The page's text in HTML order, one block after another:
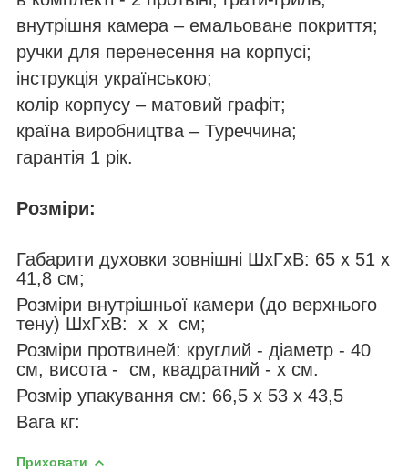
внутрішня камера – емальоване покриття;
ручки для перенесення на корпусі;
інструкція українською;
колір корпусу – матовий графіт;
країна виробництва – Туреччина;
гарантія 1 рік.
Розміри:
Габарити духовки зовнішні ШхГхВ: 65 х 51 х
41,8 см;
Розміри внутрішньої камери (до верхнього
тену) ШхГхВ: х х см;
Розміри протвиней: круглий - діаметр - 40
см, висота - см, квадратний - х см.
Розмір упакування см: 66,5 х 53 х 43,5
Вага кг:
Приховати